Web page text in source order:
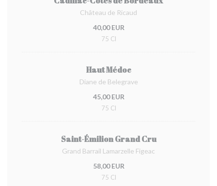
Château de Ricaud
40,00 EUR
75 Cl
Haut Médoc
Diane de Belegrave
45,00 EUR
75 Cl
Saint-Émilion Grand Cru
Grand Barrail Lamarzelle Figeac
58,00 EUR
75 Cl